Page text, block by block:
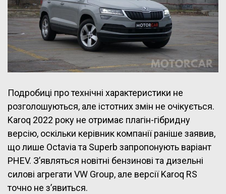
Подробиці про технічні характеристики не
розголошуються, але істотних змін не очікується.
Karoq 2022 року не отримає плагін-гібридну
версію, оскільки керівник компанії раніше заявив,
що лише Octavia та Superb запропонують варіант
PHEV. З’являться новітні бензинові та дизельні
силові агрегати VW Group, але версії Karoq RS
точно не з’явиться.